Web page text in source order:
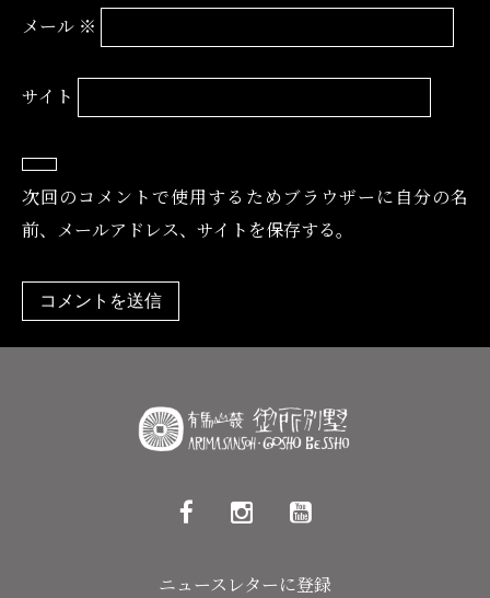
メール ※
サイト
次回のコメントで使用するためブラウザーに自分の名
前、メールアドレス、サイトを保存する。
ニュースレターに登録